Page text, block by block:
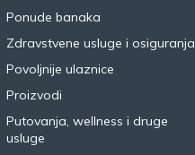
Ponude banaka
Zdravstvene usluge i osiguranja
Povoljnije ulaznice
Proizvodi
Putovanja, wellness i druge
usluge